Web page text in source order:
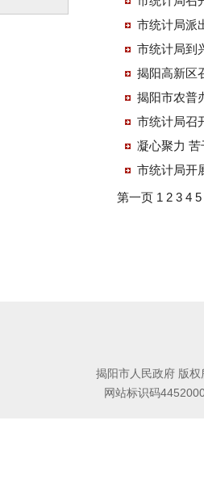
市统计局派
市统计局到
揭阳高新区
揭阳市农普
市统计局召
市统计局开
第一页 1 2 3 4 5
揭阳市人民政府 版
网站标识码